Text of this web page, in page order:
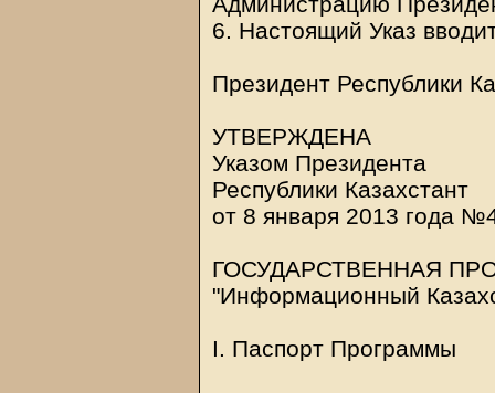
6. Настоящий Указ
Президент Республики
УТВЕРЖДЕНА
Указом Президента
Республики Казахстант
от 8 января 2013 года
ГОСУДАРСТВЕННАЯ
"Информационный
I. Паспорт Программы